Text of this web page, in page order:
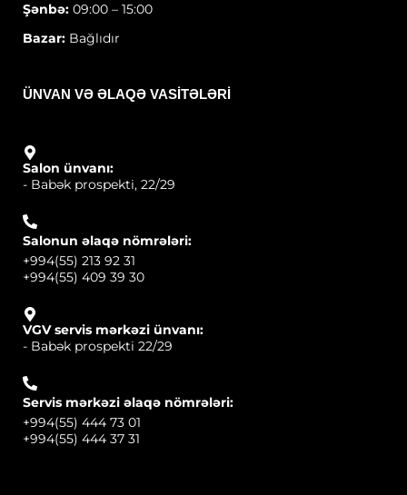
Şənbə: 09:00 – 15:00
Bazar: Bağlıdır
ÜNVAN VƏ ƏLAQƏ VASITƏLƏRI
Salon ünvanı:
- Babək prospekti, 22/29
Salonun əlaqə nömrələri:
+994(55) 213 92 31
+994(55) 409 39 30
VGV servis mərkəzi ünvanı:
- Babək prospekti 22/29
Servis mərkəzi əlaqə nömrələri:
+994(55) 444 73 01
+994(55) 444 37 31